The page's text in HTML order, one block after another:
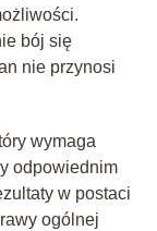
bój się
nie przynosi
wymaga
odpowiednim
w postaci
ogólnej